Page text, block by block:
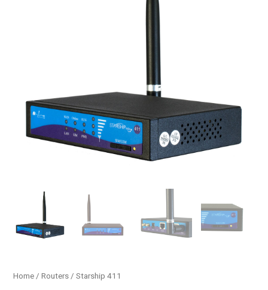
Home /Routers / Starship 411